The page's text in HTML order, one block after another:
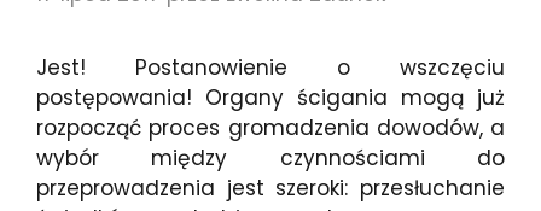
Jest! Postanowienie o wszczęciu
postępowania! Organy ścigania mogą już
rozpocząć proces gromadzenia dowodów, a
wybór między czynnościami do
przeprowadzenia jest szeroki: przesłuchanie